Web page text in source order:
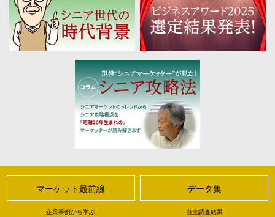
マーケット最前線
企業事例から学ぶ
データ集
自主調査結果